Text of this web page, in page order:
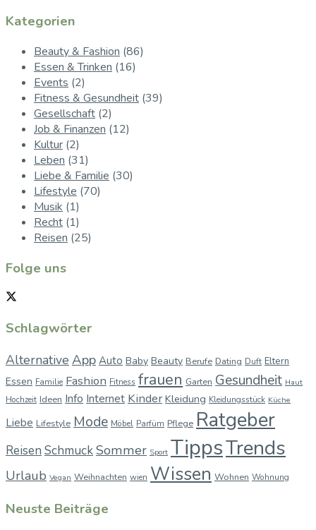
Kategorien
Beauty & Fashion (86)
Essen & Trinken (16)
Events (2)
Fitness & Gesundheit (39)
Gesellschaft (2)
Job & Finanzen (12)
Kultur (2)
Leben (31)
Liebe & Familie (30)
Lifestyle (70)
Musik (1)
Recht (1)
Reisen (25)
Folge uns
Schlagwörter
Alternative App Auto Baby Beauty Berufe Dating Duft Eltern
Essen Familie Fashion Fitness frauen Garten Gesundheit Haut
Hochzeit Ideen Info Internet Kinder Kleidung Kleidungsstück Küche
Liebe Lifestyle Mode Möbel Parfüm Pflege Ratgeber
Reisen SchmuckSommer Sport TippsTrends
Urlaub Vegan Weihnachten wien Wissen Wohnen Wohnung
Neuste Beiträge